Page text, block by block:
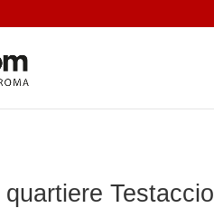
Testaccio